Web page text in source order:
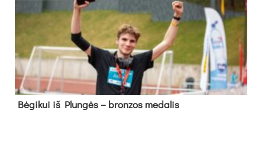
Bė­gi­kui iš Plun­gės – bron­zos me­da­lis